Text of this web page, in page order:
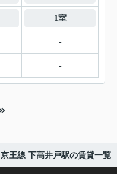
1室
-
-
京王線 下高井戸駅の賃貸一覧